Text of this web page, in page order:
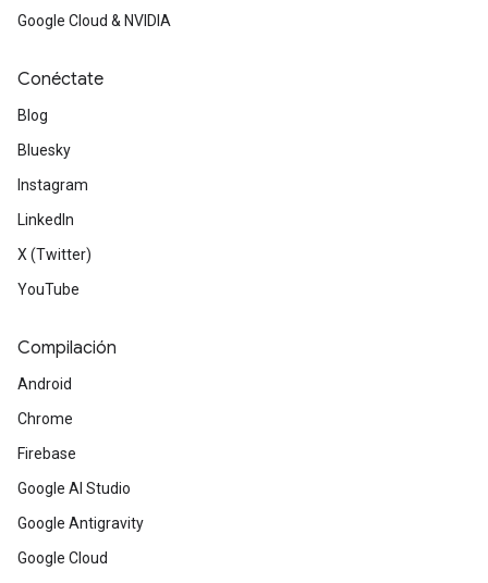
Google Cloud & NVIDIA
Conéctate
Blog
Bluesky
Instagram
LinkedIn
X (Twitter)
YouTube
Compilación
Android
Chrome
Firebase
Google AI Studio
Google Antigravity
Google Cloud